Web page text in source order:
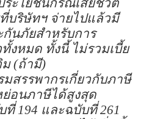
ระโยชน์กรณีเสียชีวิต
บริษัทฯ จ่ายไปแล้วมี
กันภัยสำหรับการ
งหมด ทั้งนี้ ไม่รวมเบี้ย
(ถ้ามี)
สรรพากรเกี่ยวกับภาษี
ย่อนภาษีได้สูงสุด
ที่ 194 และฉบับที่ 261